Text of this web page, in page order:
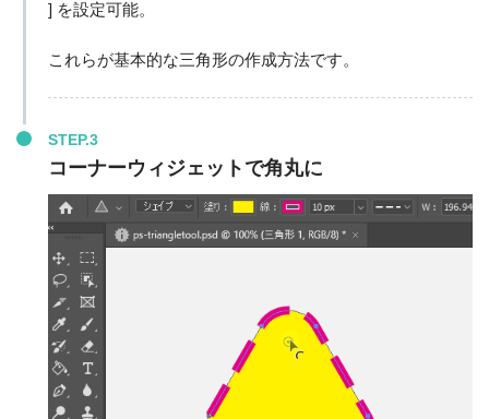
] を設定可能。
これらが基本的な三角形の作成方法です。
STEP.3
コーナーウィジェットで角丸に